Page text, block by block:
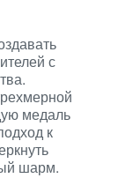
с
медаль
к
шарм.